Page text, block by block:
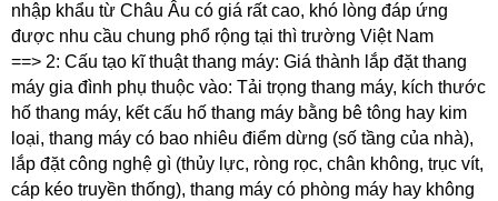
nhập khẩu từ Châu Âu có giá rất cao, khó lòng đáp ứng
được nhu cầu chung phổ rộng tại thì trường Việt Nam
==> 2: Cấu tạo kĩ thuật thang máy: Giá thành lắp đặt thang
máy gia đình phụ thuộc vào: Tải trọng thang máy, kích thước
hố thang máy, kết cấu hố thang máy bằng bê tông hay kim
loại, thang máy có bao nhiêu điểm dừng (số tầng của nhà),
lắp đặt công nghệ gì (thủy lực, ròng rọc, chân không, trục vít,
cáp kéo truyền thống), thang máy có phòng máy hay không